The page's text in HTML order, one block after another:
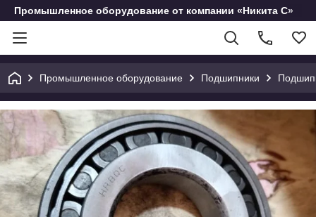
Промышленное оборудование от компании «Никита С»
Промышленное оборудование Подшипники